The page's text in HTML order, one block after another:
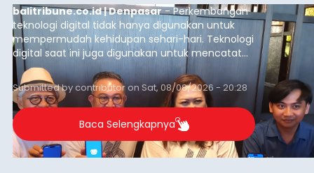
balitribune.co.id | Denpasar- Perkembangan
teknologi digital tidak hanya digunakan untuk
mempermudah kehidupan sehari-hari. Teknologi
digital saat ini juga digunakan untuk mencatat
dan mengelola data base alumni dari suatu
sekolah, salah satunya adalah alumni SMA 1
Denpasar.
Submitted bycontributoronSat, 08/08/2026 - 20:28
Baca Selengkapnya